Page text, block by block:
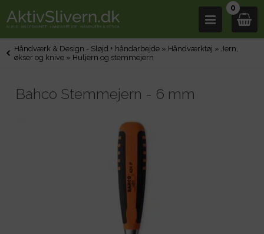
0
Håndværk & Design - Sløjd + håndarbejde » Håndværktøj »Jern,
økser og knive » Huljern og stemmejern
Bahco Stemmejern - 6 mm